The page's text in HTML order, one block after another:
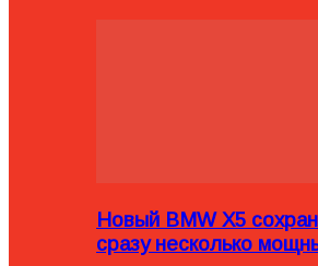
Новый BMW X5
сразу несколько